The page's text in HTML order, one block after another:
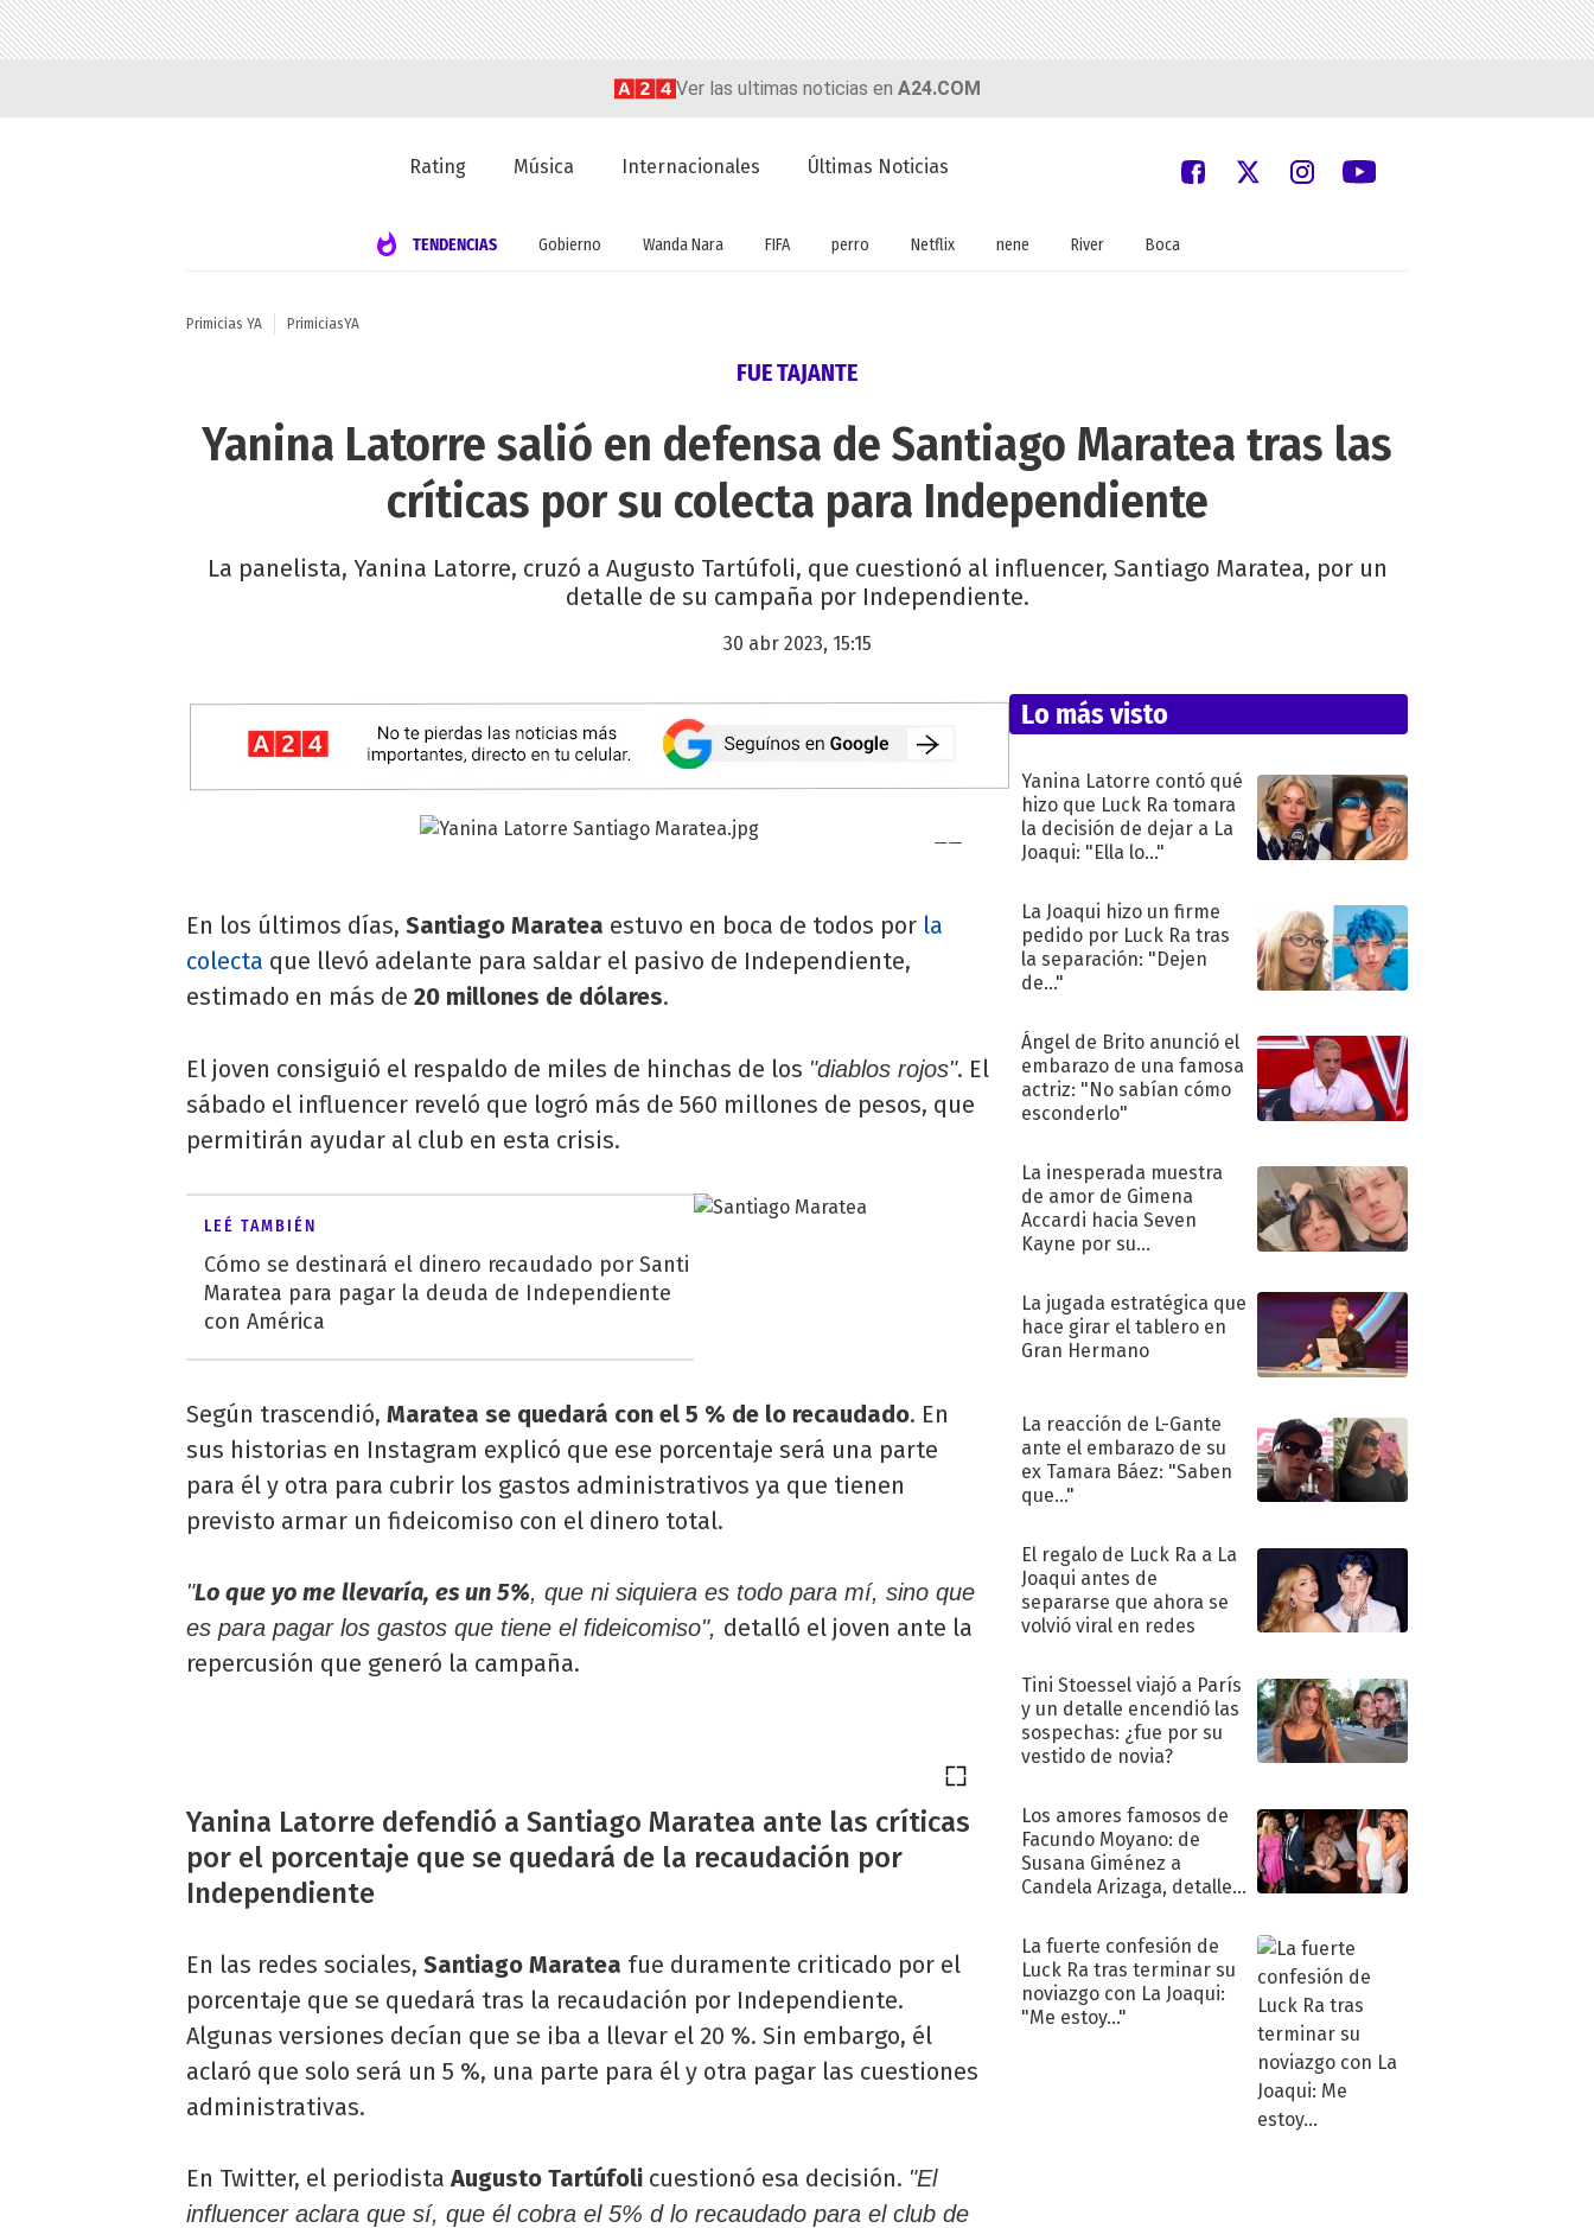
Ver las ultimas noticias en A24.COM
Rating Música Internacionales Últimas Noticias
TENDENCIAS Gobierno Wanda Nara FIFA perro Netflix nene River Boca
Primicias YA PrimiciasYA
FUE TAJANTE
Yanina Latorre salió en defensa de Santiago Maratea tras las
críticas por su colecta para Independiente
La panelista, Yanina Latorre, cruzó a Augusto Tartúfoli, que cuestionó al influencer, Santiago Maratea, por un
detalle de su campaña por Independiente.
30 abr 2023, 15:15
En los últimos días, Santiago Maratea estuvo en boca de todos por la
colecta que llevó adelante para saldar el pasivo de Independiente,
estimado en más de 20 millones de dólares.
El joven consiguió el respaldo de miles de hinchas de los "diablos rojos". El
sábado el influencer reveló que logró más de 560 millones de pesos, que
permitirán ayudar al club en esta crisis.
LEÉ TAMBIÉN
Cómo se destinará el dinero recaudado por Santi
Maratea para pagar la deuda de Independiente
con América
Según trascendió, Maratea se quedará con el 5 % de lo recaudado. En
sus historias en Instagram explicó que ese porcentaje será una parte
para él y otra para cubrir los gastos administrativos ya que tienen
previsto armar un fideicomiso con el dinero total.
"Lo que yo me llevaría, es un 5%, que ni siquiera es todo para mí, sino que
es para pagar los gastos que tiene el fideicomiso", detalló el joven ante la
repercusión que generó la campaña.
Yanina Latorre defendió a Santiago Maratea ante las críticas
por el porcentaje que se quedará de la recaudación por
Independiente
En las redes sociales, Santiago Maratea fue duramente criticado por el
porcentaje que se quedará tras la recaudación por Independiente.
Algunas versiones decían que se iba a llevar el 20 %. Sin embargo, él
aclaró que solo será un 5 %, una parte para él y otra pagar las cuestiones
administrativas.
En Twitter, el periodistaAugusto Tartúfoli cuestionó esa decisión. "El
influencer aclara que sí, que él cobra el 5% d lo recaudado para el club de
Lo más visto
Yanina Latorre contó qué
hizo que Luck Ra tomara
la decisión de dejar a La
Joaqui: "Ella lo..."
La Joaqui hizo un firme
pedido por Luck Ra tras
la separación: "Dejen
de..."
Ángel de Brito anunció el
embarazo de una famosa
actriz: "No sabían cómo
esconderlo"
La inesperada muestra
de amor de Gimena
Accardi hacia Seven
Kayne por su
La jugada estratégica que
hace girar el tablero en
Gran Hermano
La reacción de L-Gante
ante el embarazo de su
ex Tamara Báez: "Saben
que..."
El regalo de Luck Ra a La
Joaqui antes de
separarse que ahora se
volvió viral en redes
Tini Stoessel viajó a París
y un detalle encendió las
sospechas: ¿fue por su
vestido de novia?
Los amores famosos de
Facundo Moyano: de
Susana Giménez a
Candela Arizaga, detalles
sentimental
La fuerte confesión de
Luck Ra tras terminar su
noviazgo con La Joaqui:
"Me estoy..."